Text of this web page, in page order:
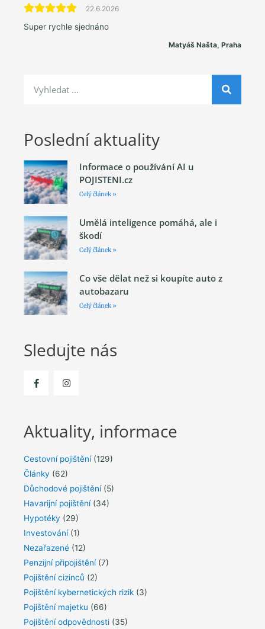
22.6.2026
Super rychle sjednáno
Matyáš Našta, Praha
Poslední aktuality
Informace o používání AI u
POJISTENI.cz
Celý článek »
Umělá inteligence pomáhá, ale i
škodí
Celý článek »
Co vše dělat než si koupíte auto z
autobazaru
Celý článek »
Sledujte nás
Aktuality, informace
Cestovní pojištění(129)
Články (62)
Důchodové pojištění(5)
Havarijní pojištění(34)
Hypotéky (29)
Investování(1)
Nezařazené (12)
Penzijní připojištění(7)
Pojištění cizinců (2)
Pojištění kybernetických rizik (3)
Pojištění majetku (66)
Pojištění odpovědnosti (35)